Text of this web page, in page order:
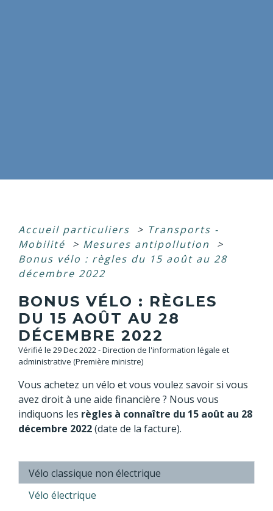
Accueil particuliers > Transports -
Mobilité
> Mesures antipollution
>
Bonus vélo : règles du 15 août au 28
décembre 2022
BONUS VÉLO : RÈGLES
DU 15 AOÛT AU 28
DÉCEMBRE 2022
Vérifié le 29 Dec 2022 - Direction de l'information légale et
administrative (Première ministre)
Vous achetez un vélo et vous voulez savoir si vous
avez droit à une aide financière ? Nous vous
indiquons les règles à connaître du 15 août au 28
décembre 2022(date de la facture).
Vélo classique non électrique
Vélo électrique